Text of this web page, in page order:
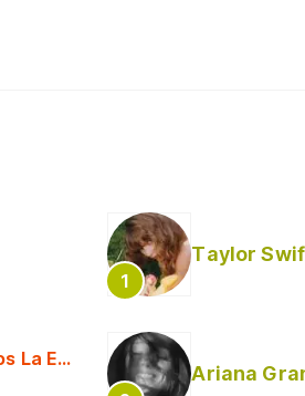
La Escuela)
Taylor
Ariana